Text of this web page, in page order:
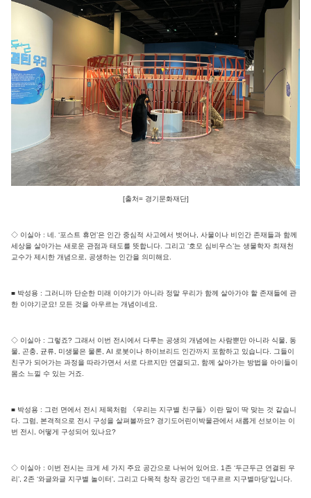
[출처= 경기문화재단]
◇ 이실아 : 네. ‘포스트 휴먼’은 인간 중심적 사고에서 벗어나, 사물이나 비인간 존재들과 함께
세상을 살아가는 새로운 관점과 태도를 뜻합니다. 그리고 ‘호모 심비우스’는 생물학자 최재천
교수가 제시한 개념으로, 공생하는 인간을 의미해요.
■ 박성용 : 그러니까 단순한 미래 이야기가 아니라 정말 우리가 함께 살아가야 할 존재들에 관
한 이야기군요! 모든 것을 아우르는 개념이네요.
◇ 이실아 : 그렇죠? 그래서 이번 전시에서 다루는 공생의 개념에는 사람뿐만 아니라 식물, 동
물, 곤충, 균류, 미생물은 물론, AI 로봇이나 하이브리드 인간까지 포함하고 있습니다. 그들이
친구가 되어가는 과정을 따라가면서 서로 다르지만 연결되고, 함께 살아가는 방법을 아이들이
몸소 느낄 수 있는 거죠.
■ 박성용 : 그런 면에서 전시 제목처럼 《우리는 지구별 친구들》이란 말이 딱 맞는 것 같습니
다. 그럼, 본격적으로 전시 구성을 살펴볼까요? 경기도어린이박물관에서 새롭게 선보이는 이
번 전시, 어떻게 구성되어 있나요?
◇ 이실아 : 이번 전시는 크게 세 가지 주요 공간으로 나뉘어 있어요. 1존 ‘두근두근 연결된 우
리’, 2존 ‘와글와글 지구별 놀이터’, 그리고 다목적 창작 공간인 ‘데구르르 지구별마당’입니다.